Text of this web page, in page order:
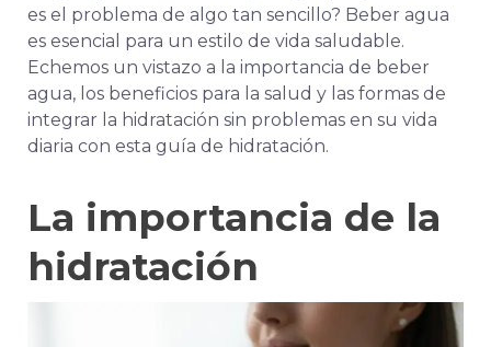
es el problema de algo tan sencillo? Beber agua
es esencial para un estilo de vida saludable.
Echemos un vistazo a la importancia de beber
agua, los beneficios para la salud y las formas de
integrar la hidratación sin problemas en su vida
diaria con esta guía de hidratación.
La importancia de la
hidratación